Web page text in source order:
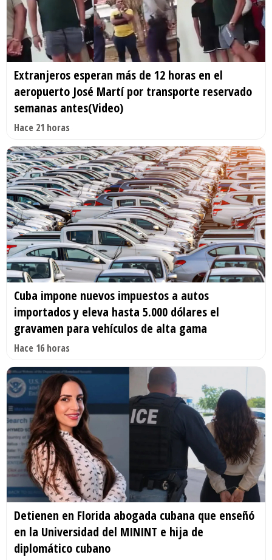
Extranjeros esperan más de 12 horas en el
aeropuerto José Martí por transporte reservado
semanas antes(Video)
Hace 21 horas
Cuba impone nuevos impuestos a autos
importados y eleva hasta 5.000 dólares el
gravamen para vehículos de alta gama
Hace 16 horas
Detienen en Florida abogada cubana que enseñó
en la Universidad del MININT e hija de
diplomático cubano